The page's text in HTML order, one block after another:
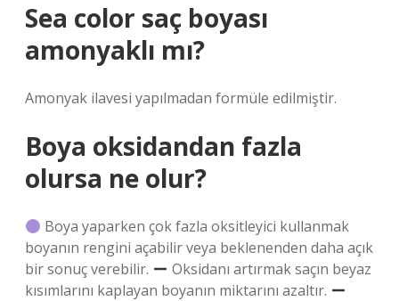
Sea color saç boyası
amonyaklı mı?
Amonyak ilavesi yapılmadan formüle edilmiştir.
Boya oksidandan fazla
olursa ne olur?
Boya yaparken çok fazla oksitleyici kullanmak
boyanın rengini açabilir veya beklenenden daha açık
bir sonuç verebilir.
Oksidanı artırmak saçın beyaz
kısımlarını kaplayan boyanın miktarını azaltır.